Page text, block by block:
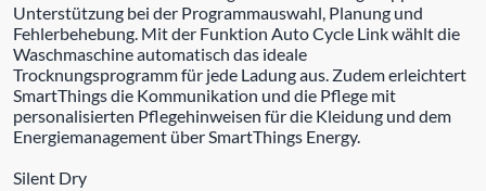
Unterstützung bei der Programmauswahl, Planung und
Fehlerbehebung. Mit der Funktion Auto Cycle Link wählt die
Waschmaschine automatisch das ideale
Trocknungsprogramm für jede Ladung aus. Zudem erleichtert
SmartThings die Kommunikation und die Pflege mit
personalisierten Pflegehinweisen für die Kleidung und dem
Energiemanagement über SmartThings Energy.
Silent Dry